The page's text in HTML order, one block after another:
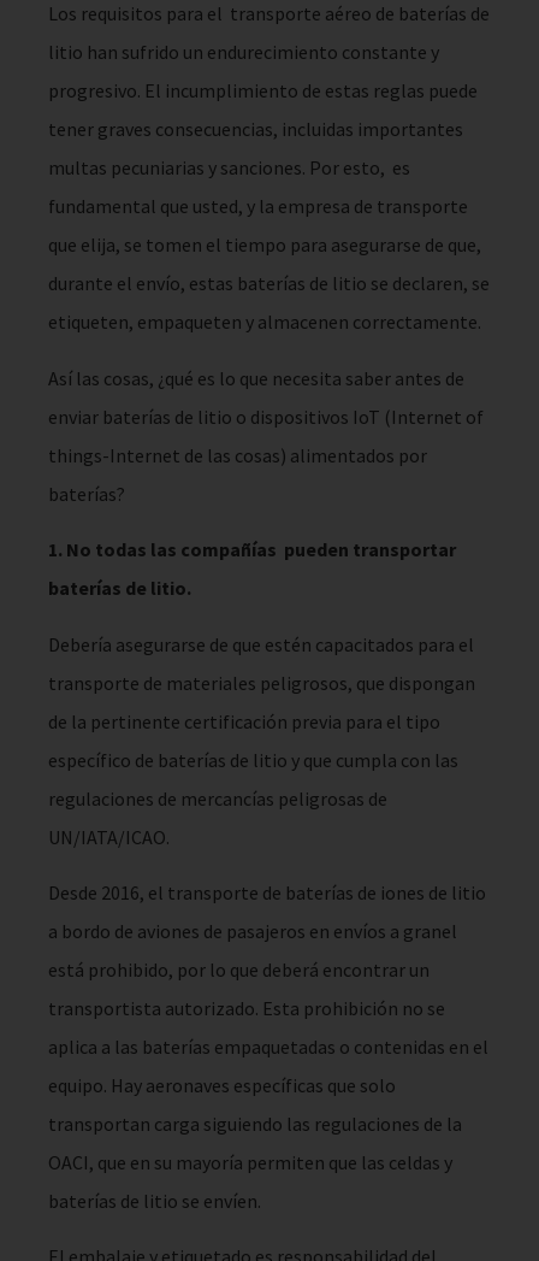
Los requisitos para el transporte aéreo de baterías de
litio han sufrido un endurecimiento constante y
progresivo. El incumplimiento de estas reglas puede
tener graves consecuencias, incluidas importantes
multas pecuniarias y sanciones. Por esto, es
fundamental que usted, y la empresa de transporte
que elija, se tomen el tiempo para asegurarse de que,
durante el envío, estas baterías de litio se declaren, se
etiqueten, empaqueten y almacenen correctamente.
Así las cosas, ¿qué es lo que necesita saber antes de
enviar baterías de litio o dispositivos IoT (Internet of
things-Internet de las cosas) alimentados por
baterías?
1. No todas las compañías pueden transportar
baterías de litio.
Debería asegurarse de que estén capacitados para el
transporte de materiales peligrosos, que dispongan
de la pertinente certificación previa para el tipo
específico de baterías de litio y que cumpla con las
regulaciones de mercancías peligrosas de
UN/IATA/ICAO.
Desde 2016, el transporte de baterías de iones de litio
a bordo de aviones de pasajeros en envíos a granel
está prohibido, por lo que deberá encontrar un
transportista autorizado. Esta prohibición no se
aplica a las baterías empaquetadas o contenidas en el
equipo. Hay aeronaves específicas que solo
transportan carga siguiendo las regulaciones de la
OACI, que en su mayoría permiten que las celdas y
baterías de litio se envíen.